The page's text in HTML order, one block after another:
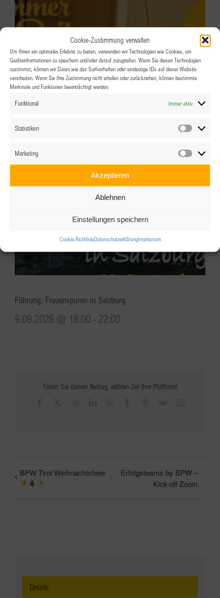
Cookie-Zustimmung verwalten
Um Ihnen ein optimales Erlebnis zu bieten, verwenden wir Technologien wie Cookies, um
Geräteinformationen zu speichern und/oder darauf zuzugreifen. Wenn Sie diesen Technologien
zustimmst, können wir Daten wie das Surfverhalten oder eindeutige IDs auf dieser Website
verarbeiten. Wenn Sie Ihre Zustimmung nicht erteilen oder zurückziehen, können bestimmte
Merkmale und Funktionen beeinträchtigt werden.
Funktional Immer aktiv
Statistiken
Marketing
Akzeptieren
Ablehnen
Einstellungen speichern
Cookie-RichtlinieDatenschutzerklärungImpressum
BPW Salzburg – SOMMER-SEITEN
Führung: Frauenspuren in Salzburg
9.09.2026 @ 18:00 - 22:00
Teilen Sie diesen Beitrag, wählen Sie Ihre Plattform!
BPW Tirol Weihnachtsfeier
Erfolgsteams by BPW –
Kick-off Zoom
Details